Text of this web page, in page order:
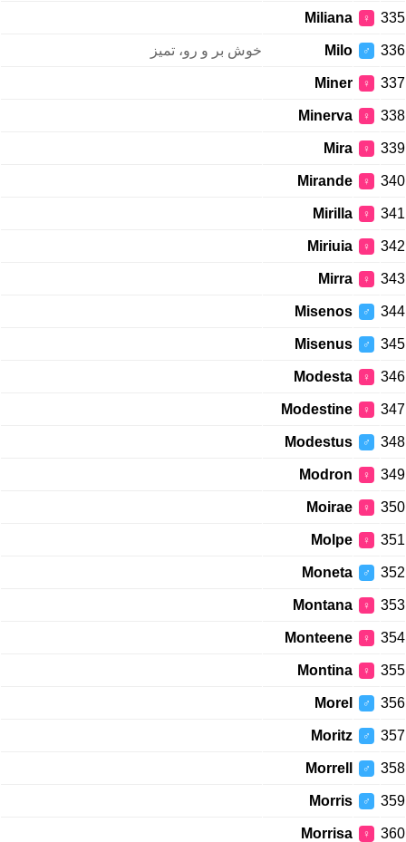
335
♀
Miliana
336
♂
Milo خوش بر و رو، تمیز
337
♀
Miner
338
♀
Minerva
339
♀
Mira
340
♀
Mirande
341
♀
Mirilla
342
♀
Miriuia
343
♀
Mirra
344
♂
Misenos
345
♂
Misenus
346
♀
Modesta
347
♀
Modestine
348
♂
Modestus
349
♀
Modron
350
♀
Moirae
351
♀
Molpe
352
♂
Moneta
353
♀
Montana
354
♀
Monteene
355
♀
Montina
356
♂
Morel
357
♂
Moritz
358
♂
Morrell
359
♂
Morris
360
♀
Morrisa